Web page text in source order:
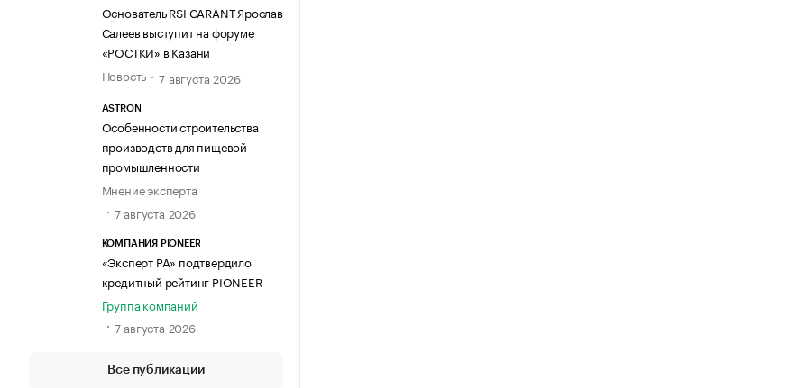
Основатель RSI GARANT Ярослав
Салеев выступит на форуме
«РОСТКИ» в Казани
Новость
7 августа 2026
ASTRON
Особенности строительства
производств для пищевой
промышленности
Мнение эксперта
7 августа 2026
КОМПАНИЯ PIONEER
«Эксперт РА» подтвердило
кредитный рейтинг PIONEER
Группа компаний
7 августа 2026
Все публикации